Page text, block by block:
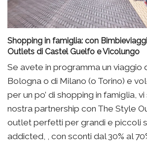
Shopping in famiglia: con
Outlets di Castel Guelfo e Vicolungo
Se avete in programma un viaggio
Bologna o di Milano (o Torino) e
per un po’ di shopping in famiglia,
nostra partnership con The Style
outlet perfetti per grandi e piccoli
addicted, , con sconti dal 30% al